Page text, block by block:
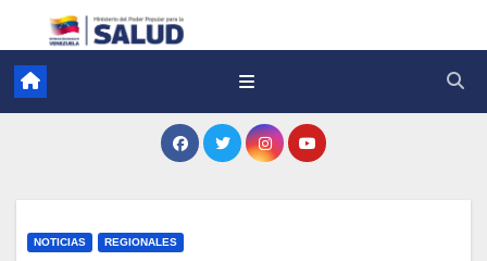
NOTICIAS REGIONALES